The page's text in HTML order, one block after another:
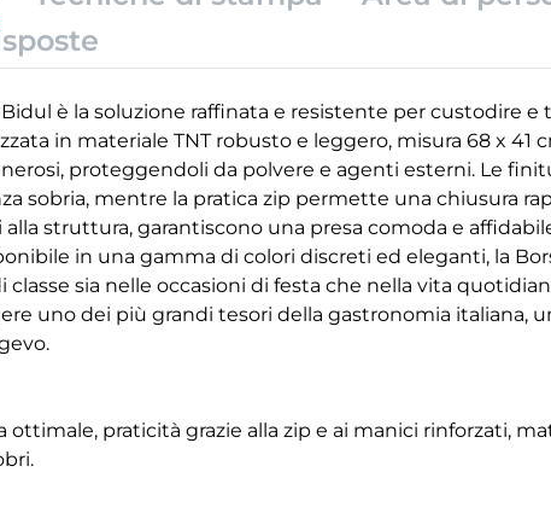
è la soluzione raffinata e resistente per custodire
in materiale TNT robusto e leggero, misura 68 x
proteggendoli da polvere e agenti esterni. Le
sobria, mentre la pratica zip permette una chiusura
struttura, garantiscono una presa comoda e
in una gamma di colori discreti ed eleganti, la
sia nelle occasioni di festa che nella vita
uno dei più grandi tesori della gastronomia italiana,
ottimale, praticità grazie alla zip e ai manici rinforzati,